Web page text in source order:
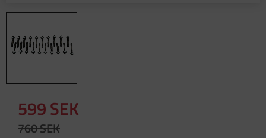
Nedsatt pris:
599SEK
Ordinarie pris:
760SEK